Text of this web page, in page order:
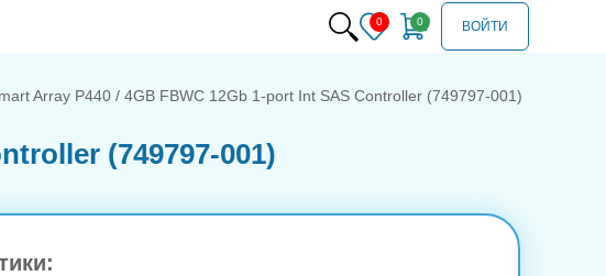
ВОЙТИ
Array P440 / 4GB FBWC 12Gb 1-port Int SAS Controller (749797-001)
(749797-001)